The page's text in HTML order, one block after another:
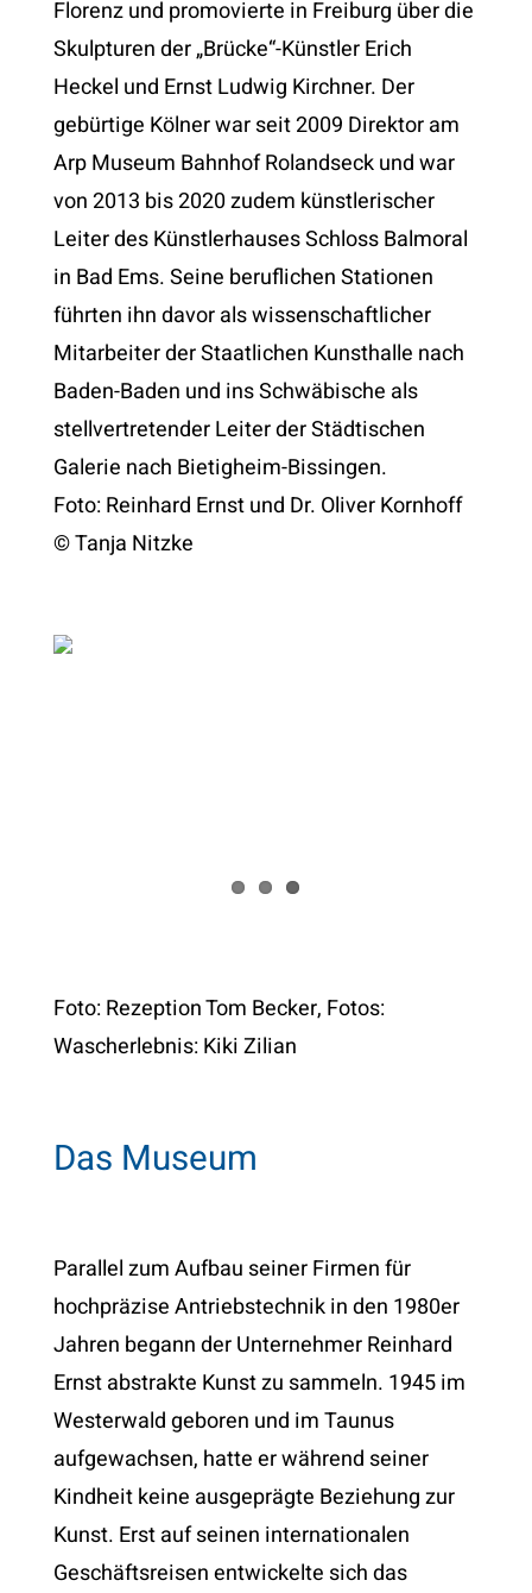
Florenz und promovierte in Freiburg über die
Skulpturen der „Brücke“-Künstler Erich
Heckel und Ernst Ludwig Kirchner. Der
gebürtige Kölner war seit 2009 Direktor am
Arp Museum Bahnhof Rolandseck und war
von 2013 bis 2020 zudem künstlerischer
Leiter des Künstlerhauses Schloss Balmoral
in Bad Ems. Seine beruflichen Stationen
führten ihn davor als wissenschaftlicher
Mitarbeiter der Staatlichen Kunsthalle nach
Baden-Baden und ins Schwäbische als
stellvertretender Leiter der Städtischen
Galerie nach Bietigheim-Bissingen.
Foto:Reinhard Ernst und Dr. Oliver Kornhoff
© Tanja Nitzke
Foto: Rezeption Tom Becker, Fotos:
Wascherlebnis: Kiki Zilian
Das Museum
Parallel zum Aufbau seiner Firmen für
hochpräzise Antriebstechnik in den 1980er
Jahren begann der Unternehmer Reinhard
Ernst abstrakte Kunst zu sammeln. 1945 im
Westerwald geboren und im Taunus
aufgewachsen, hatte er während seiner
Kindheit keine ausgeprägte Beziehung zur
Kunst. Erst auf seinen internationalen
Geschäftsreisen entwickelte sich das